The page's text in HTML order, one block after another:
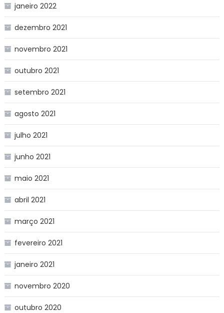
janeiro 2022
dezembro 2021
novembro 2021
outubro 2021
setembro 2021
agosto 2021
julho 2021
junho 2021
maio 2021
abril 2021
março 2021
fevereiro 2021
janeiro 2021
novembro 2020
outubro 2020